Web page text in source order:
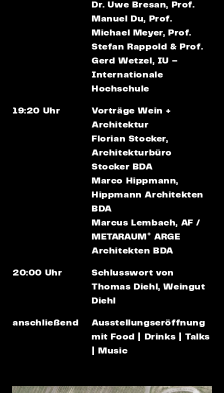
Dr. Uwe Bresan, Prof.
Manuel Du, Prof.
Michael Meyer, Prof.
Stefan Rappold & Prof.
Gerd Wetzel, IU –
Internationale
Hochschule
19:20 Uhr
Vorträge Wein +
Architektur
Florian Stocker,
Architekturbüro
Stocker BDA
Marco Hippmann,
Hippmann Architekten
BDA
Marcus Lembach, AF /
METARAUM + ARGE
Architekten BDA
20:00 Uhr
Schlusswort von
Thomas Diehl,Weingut
Diehl
anschließend
Ausstellungseröffnung
mit Food | Drinks | Talks
| Music